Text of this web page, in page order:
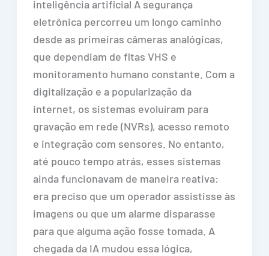
inteligência artificial A segurança
eletrônica percorreu um longo caminho
desde as primeiras câmeras analógicas,
que dependiam de fitas VHS e
monitoramento humano constante. Com a
digitalização e a popularização da
internet, os sistemas evoluíram para
gravação em rede (NVRs), acesso remoto
e integração com sensores. No entanto,
até pouco tempo atrás, esses sistemas
ainda funcionavam de maneira reativa:
era preciso que um operador assistisse às
imagens ou que um alarme disparasse
para que alguma ação fosse tomada. A
chegada da IA mudou essa lógica,